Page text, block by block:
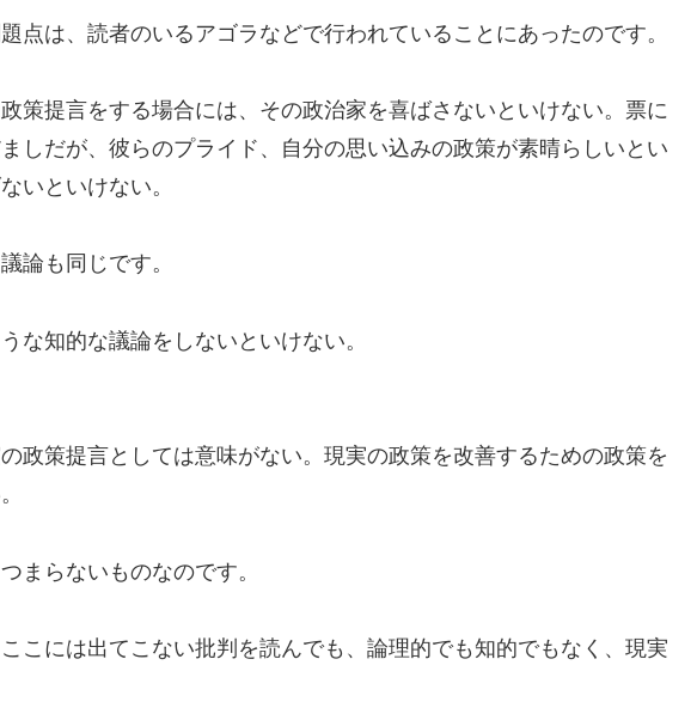
点は、読者のいるアゴラなどで行われていることにあったのです。
策提言をする場合には、その政治家を喜ばさないといけない。票に
しだが、彼らのプライド、自分の思い込みの政策が素晴らしいとい
いといけない。
論も同じです。
な知的な議論をしないといけない。
政策提言としては意味がない。現実の政策を改善するための政策を
まらないものなのです。
こには出てこない批判を読んでも、論理的でも知的でもなく、現実